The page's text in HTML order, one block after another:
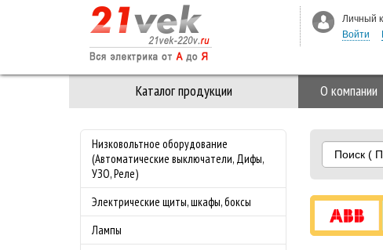
Каталог продукции О компании
Низковольтное оборудование
(Автоматические выключатели, Дифы,
УЗО, Реле)
Электрические щиты, шкафы, боксы
Лампы
Поиск(
Личный
Войти